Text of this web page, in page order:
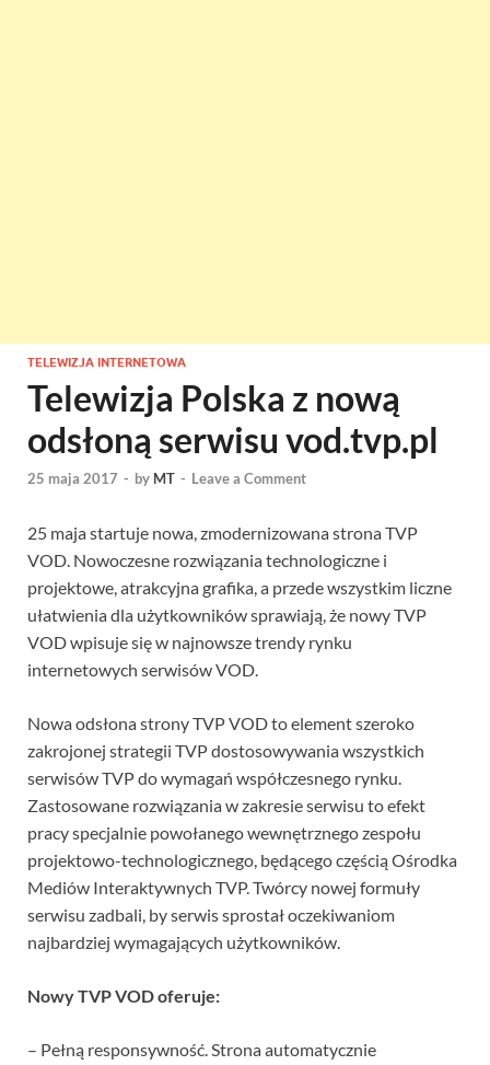
TELEWIZJA INTERNETOWA
Telewizja Polska z nową
odsłoną serwisu vod.tvp.pl
25 maja 2017 - by MT - Leave a Comment
25 maja startuje nowa, zmodernizowana strona TVP
VOD. Nowoczesne rozwiązania technologiczne i
projektowe, atrakcyjna grafika, a przede wszystkim liczne
ułatwienia dla użytkowników sprawiają, że nowy TVP
VOD wpisuje się w najnowsze trendy rynku
internetowych serwisów VOD.
Nowa odsłona strony TVP VOD to element szeroko
zakrojonej strategii TVP dostosowywania wszystkich
serwisów TVP do wymagań współczesnego rynku.
Zastosowane rozwiązania w zakresie serwisu to efekt
pracy specjalnie powołanego wewnętrznego zespołu
projektowo-technologicznego, będącego częścią Ośrodka
Mediów Interaktywnych TVP. Twórcy nowej formuły
serwisu zadbali, by serwis sprostał oczekiwaniom
najbardziej wymagających użytkowników.
Nowy TVP VOD oferuje:
– Pełną responsywność. Strona automatycznie